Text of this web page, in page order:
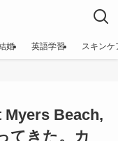
婚 英語学習 スキンケ
Myers Beach,
てきた。カ